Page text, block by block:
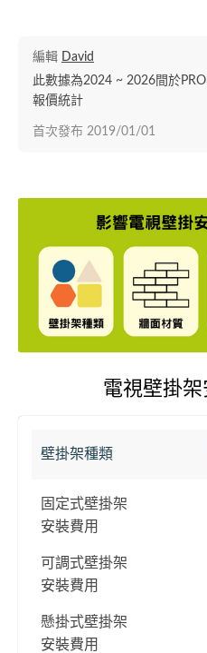
編輯 David
此數據為2024 ~ 2026間於
報價統計
首次發布 2019/01/01
電視壁掛
壁掛架種類
固定式壁掛架
安裝費用
可調式壁掛架
安裝費用
懸掛式壁掛架
安裝費用